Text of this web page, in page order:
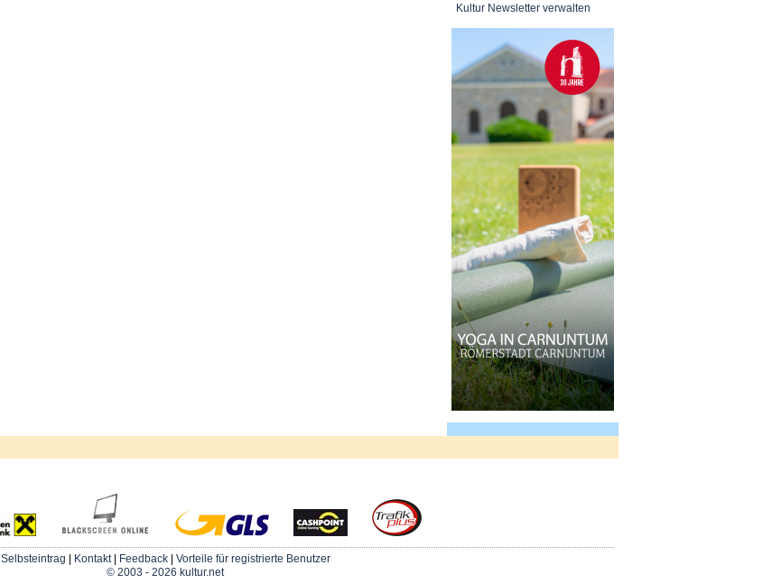
Kultur Newsletter verwalten
Selbsteintrag Kontakt| Feedback| Vorteile für registrierte Benutzer
© 2003 - 2026 kultur.net